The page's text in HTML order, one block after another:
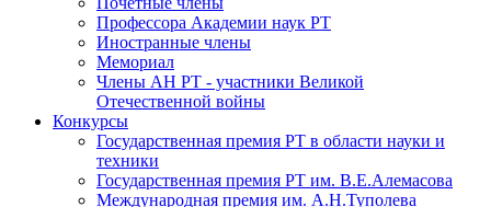
Профессора Академии наук РТ
Иностранные члены
Мемориал
Члены АН РТ - участники Великой
Отечественной войны
Конкурсы
Государственная премия РТ в области науки и
техники
Государственная премия РТ им. В.Е.Алемасова
Международная премия им. А.Н.Туполева